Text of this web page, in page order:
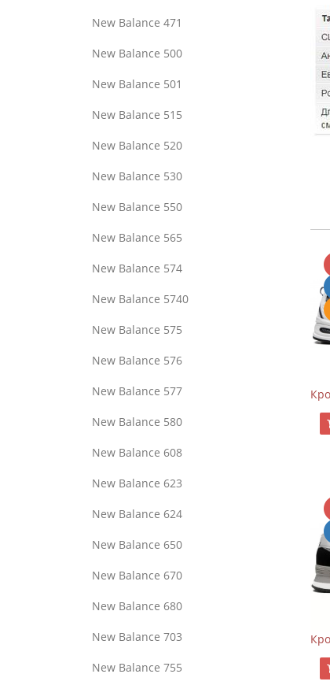
New Balance 471
New Balance 500
New Balance 501
New Balance 515
New Balance 520
New Balance 530
New Balance 550
New Balance 565
New Balance 574
New Balance 5740
New Balance 575
New Balance 576
New Balance 577
New Balance 580
New Balance 608
New Balance 623
New Balance 624
New Balance 650
New Balance 670
New Balance 680
New Balance 703
New Balance 755